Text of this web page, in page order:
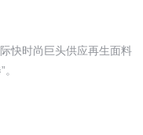
快时尚巨头供应再生面料